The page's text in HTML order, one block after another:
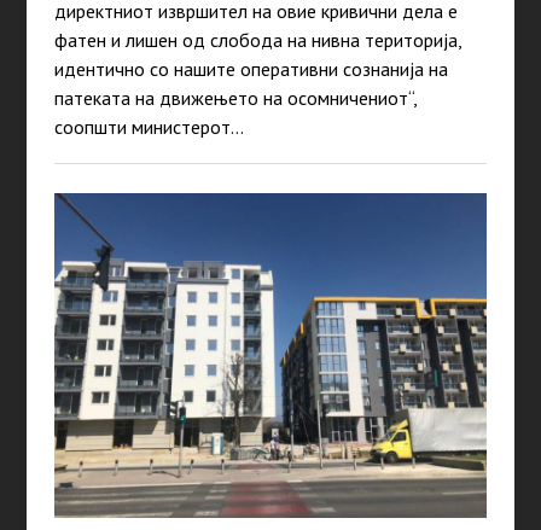
директниот извршител на овие кривични дела е
фатен и лишен од слобода на нивна територија,
идентично со нашите оперативни сознанија на
патеката на движењето на осомничениот“,
соопшти министерот…